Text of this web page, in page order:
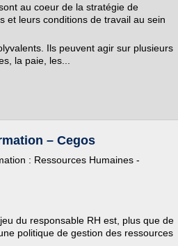
au coeur de la stratégie de
et leurs conditions de travail au sein
Ils peuvent agir sur plusieurs
la paie, les...
– Cegos
: Ressources Humaines -
du responsable RH est, plus que de
politique de gestion des ressources